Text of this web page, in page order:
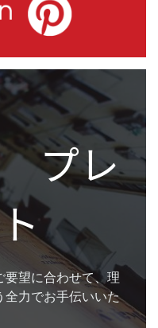
プレ
要望に合わせて、理
全力でお手伝いいた